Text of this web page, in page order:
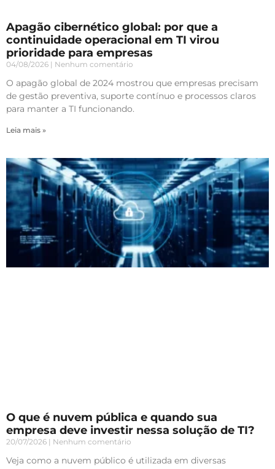
Apagão cibernético global: por que a
continuidade operacional em TI virou
prioridade para empresas
04/08/2026 Nenhum comentário
O apagão global de 2024 mostrou que empresas precisam
de gestão preventiva, suporte contínuo e processos claros
para manter a TI funcionando.
Leia mais »
O que é nuvem pública e quando sua
empresa deve investir nessa solução de TI?
20/07/2026 Nenhum comentário
Veja como a nuvem público é utilizada em diversas